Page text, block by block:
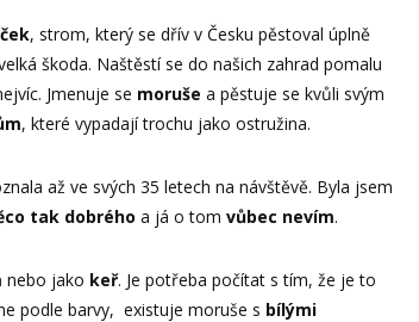
, strom, který se dřív v Česku pěstoval úplně
škoda. Naštěstí se do našich zahrad pomalu
Jmenuje se moruše a pěstuje se kvůli svým
, které vypadají trochu jako ostružina.
až ve svých 35 letech na návštěvě. Byla jsem
tak dobrého a já o tom vůbec nevím.
nebo jako keř. Je potřeba počítat s tím, že je to
podle barvy, existuje moruše s bílými